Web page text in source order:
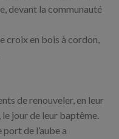
devant la communauté
croix en bois à cordon,
de renouveler, en leur
jour de leur baptême.
de l’aube a